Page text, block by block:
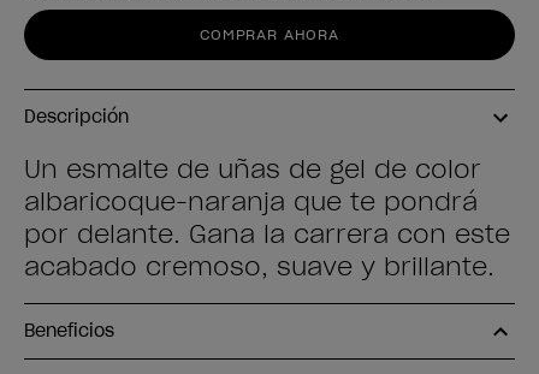
Forma del producto
COMPRAR AHORA
Descripción
Un esmalte de uñas de gel de color
albaricoque-naranja que te pondrá
por delante. Gana la carrera con este
acabado cremoso, suave y brillante.
Beneficios